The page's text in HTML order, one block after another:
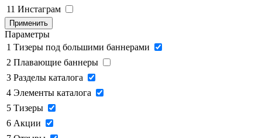
11 Инстаграм
Применить
Параметры
1 Тизеры под большими баннерами
2 Плавающие баннеры
3 Разделы каталога
4 Элементы каталога
5 Тизеры
6 Акции